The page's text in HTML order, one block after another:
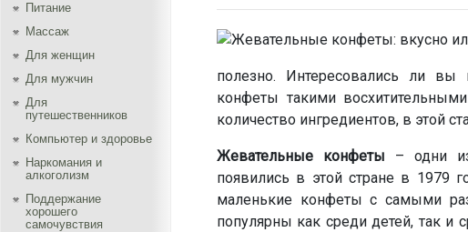
Питание
Массаж
Для женщин
Для мужчин
Для
путешественников
Компьютер и здоровье
Наркомания и
алкоголизм
Поддержание
хорошего
самочувствия
полезно. Интересовались ли
конфеты такими
количество ингредиентов, в этой
Жевательные конфеты – одни
появились в этой стране в 1979
маленькие конфеты с самыми
популярны как среди детей, так